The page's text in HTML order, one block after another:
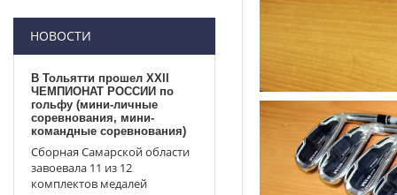
НОВОСТИ
В Тольятти прошел XXII
ЧЕМПИОНАТ РОССИИ по
гольфу (мини-личные
соревнования, мини-
командные соревнования)
Сборная Самарской области
завоевала 11 из 12
комплектов медалей